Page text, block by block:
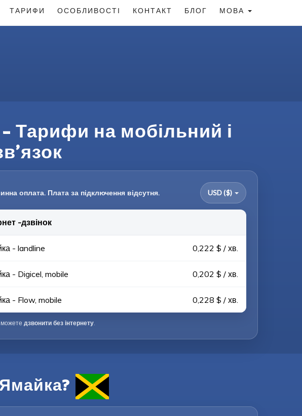
ТАРИФИ ОСОБЛИВОСТІ КОНТАКТ БЛОГ МОВА
Тарифи на мобільний і
оплата. Плата за підключення відсутня. USD ($)
-дзвінок
- landline 0,222 $ / хв.
- Digicel, mobile 0,202 $ / хв.
- Flow, mobile 0,228 $ / хв.
дзвонити без інтернету.